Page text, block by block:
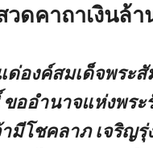
ดคาถาเงินล้
องค์สมเด็จพระ
ออำนาจแห่งพร
มีโชคลาภ เจริญ